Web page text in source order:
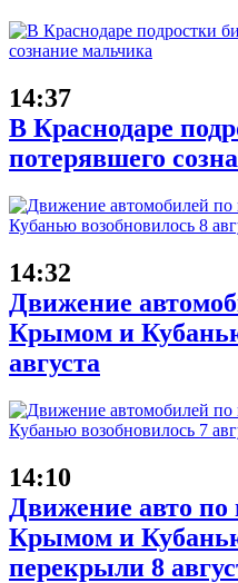
14:37
В Краснодаре
потерявшего
14:32
Движение
Крымом и
августа
14:10
Движение авто по
Крымом и
перекрыли 8